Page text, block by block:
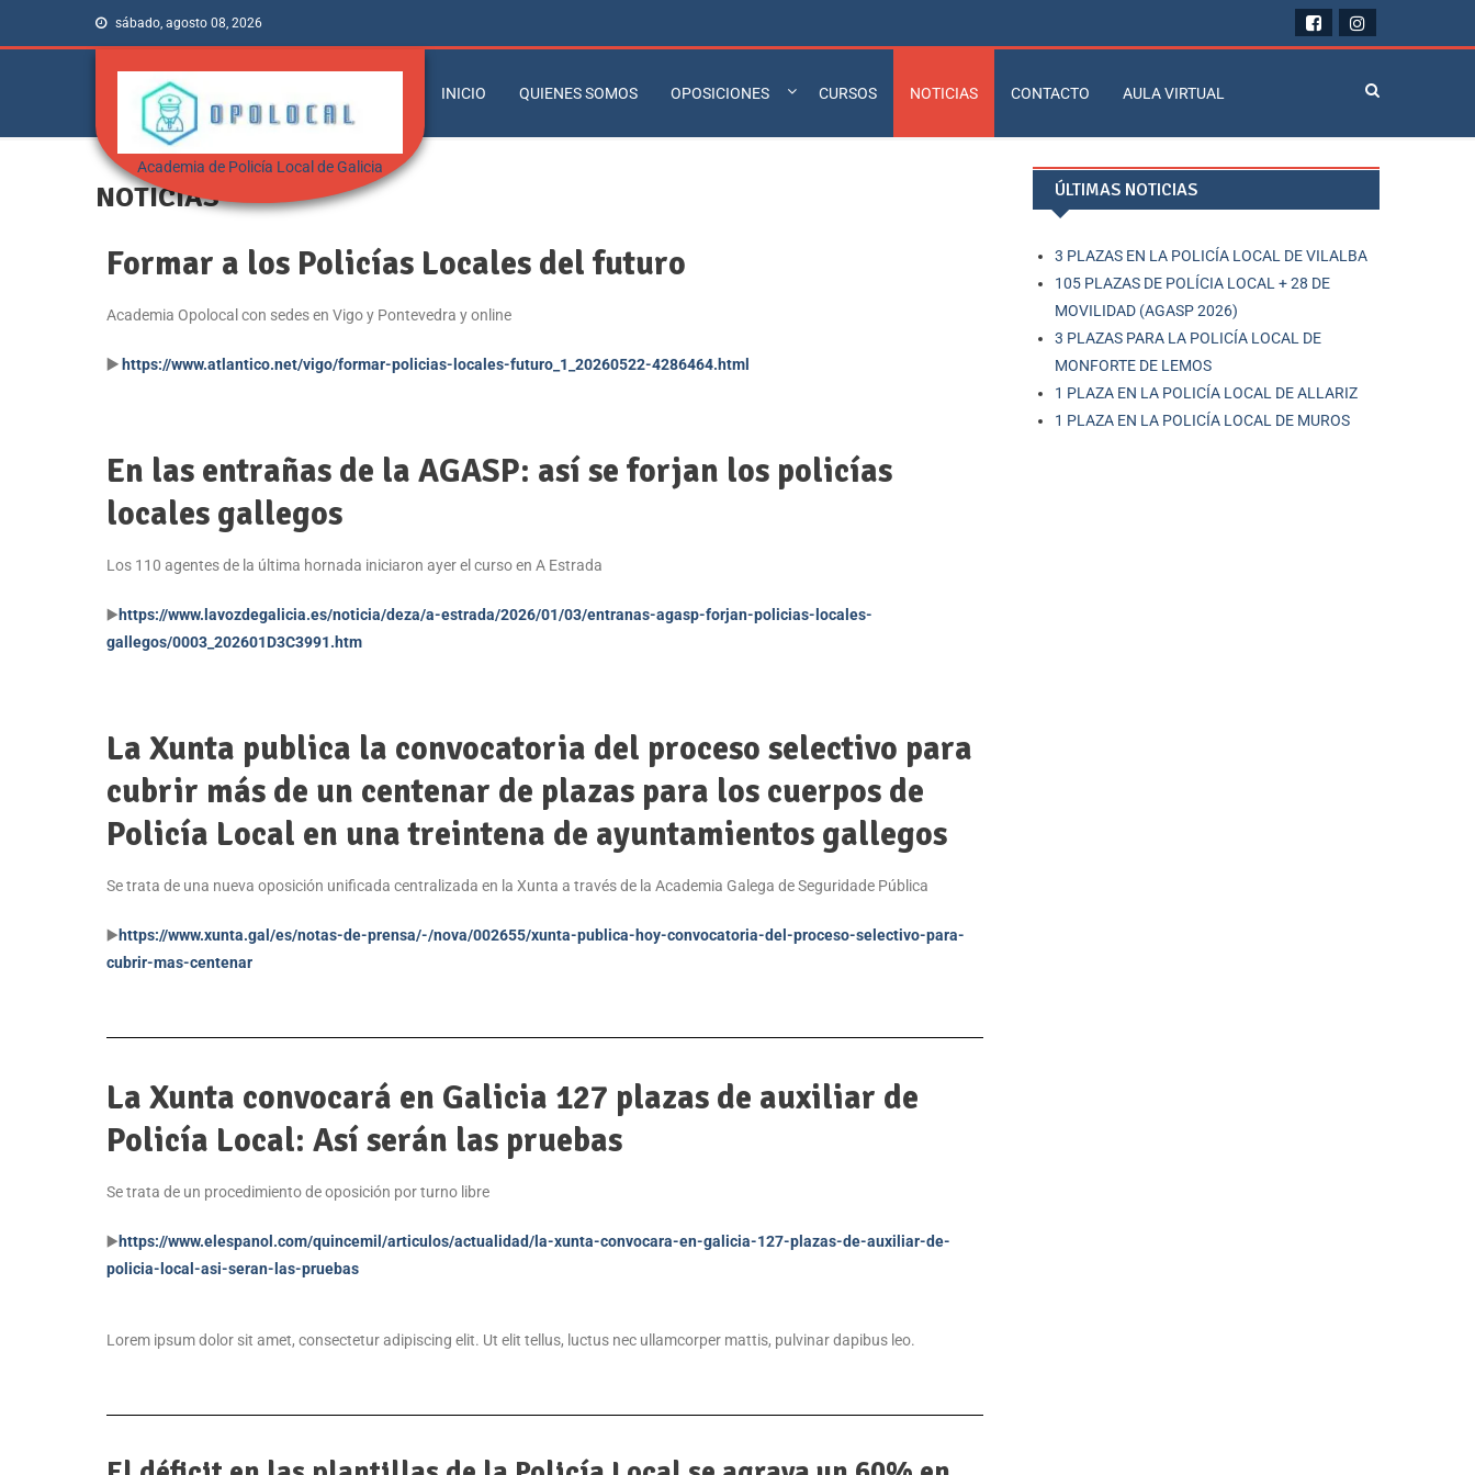
sábado, agosto 08, 2026
Academia de Policía Local de Galicia
INICIO QUIENES SOMOS OPOSICIONES CURSOS NOTICIAS CONTACTO AULA VIRTUAL
NOTICIAS
Formar a los Policías Locales del futuro
Academia Opolocal con sedes en Vigo y Pontevedra y online
▶️ https://www.atlantico.net/vigo/formar-policias-locales-futuro_1_20260522-4286464.html
En las entrañas de la AGASP: así se forjan los policías
locales gallegos
Los 110 agentes de la última hornada iniciaron ayer el curso en A Estrada
▶️https://www.lavozdegalicia.es/noticia/deza/a-estrada/2026/01/03/entranas-agasp-forjan-policias-locales-
gallegos/0003_202601D3C3991.htm
La Xunta publica la convocatoria del proceso selectivo para
cubrir más de un centenar de plazas para los cuerpos de
Policía Local en una treintena de ayuntamientos gallegos
Se trata de una nueva oposición unificada centralizada en la Xunta a través de la Academia Galega de Seguridade Pública
▶️https://www.xunta.gal/es/notas-de-prensa/-/nova/002655/xunta-publica-hoy-convocatoria-del-proceso-selectivo-para-
cubrir-mas-centenar
La Xunta convocará en Galicia 127 plazas de auxiliar de
Policía Local: Así serán las pruebas
Se trata de un procedimiento de oposición por turno libre
▶️https://www.elespanol.com/quincemil/articulos/actualidad/la-xunta-convocara-en-galicia-127-plazas-de-auxiliar-de-
policia-local-asi-seran-las-pruebas
Lorem ipsum dolor sit amet, consectetur adipiscing elit. Ut elit tellus, luctus nec ullamcorper mattis, pulvinar dapibus leo.
ÚLTIMAS NOTICIAS
3 PLAZAS EN LA POLICÍA LOCAL DE VILALBA
105 PLAZAS DE POLÍCIA LOCAL + 28 DE
MOVILIDAD (AGASP 2026)
3 PLAZAS PARA LA POLICÍA LOCAL DE
MONFORTE DE LEMOS
1 PLAZA EN LA POLICÍA LOCAL DE ALLARIZ
1 PLAZA EN LA POLICÍA LOCAL DE MUROS